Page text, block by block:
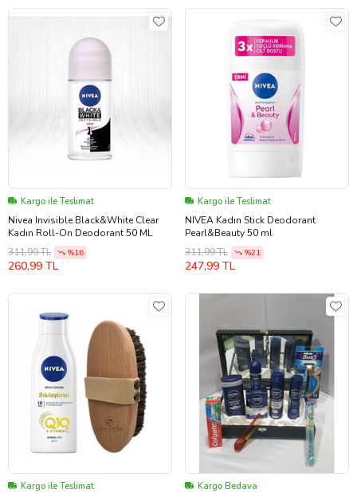
Kargo ile Teslimat
Nivea Invisible Black&White Clear
Kadın Roll-On Deodorant 50 ML
311,99 TL
%16
260,99 TL
Kargo ile Teslimat
NIVEA Kadın Stick Deodorant
Pearl&Beauty 50 ml
311,99 TL
%21
247,99 TL
Kargo ile Teslimat Kargo Bedava